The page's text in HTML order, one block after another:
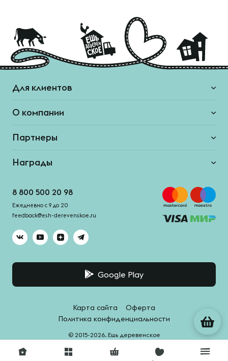
Для клиентов
О компании
Партнеры
Награды
8 800 500 20 98
Ежедневно с 9 до 20
feedback@esh-derevenskoe.ru
Google Play
© 2015-2026. Ешь деревенское
Карта сайта
Оферта
Политика конфиденциальности
Система качества - HACCPro